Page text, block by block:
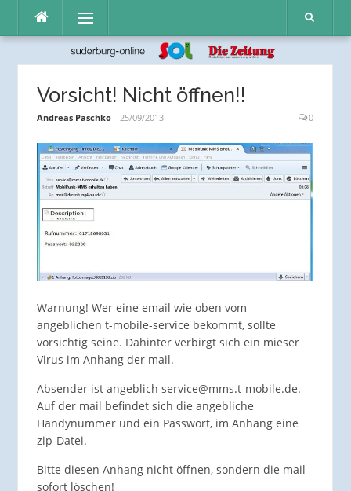
Inhalt
Menü
Vorsicht! Nicht öffnen!!
Andreas Paschko 25/09/2013 0
Warnung! Wer eine email wie oben vom
angeblichen t-mobile-service bekommt, sollte
vorsichtig seine. Dahinter verbirgt sich ein mieser
Virus im Anhang der mail.
Absender ist angeblich service@mms.t-mobile.de.
Auf der mail befindet sich die angebliche
Handynummer und ein Passwort, im Anhang eine
zip-Datei.
Bitte diesen Anhang nicht öffnen, sondern die mail
sofort löschen!